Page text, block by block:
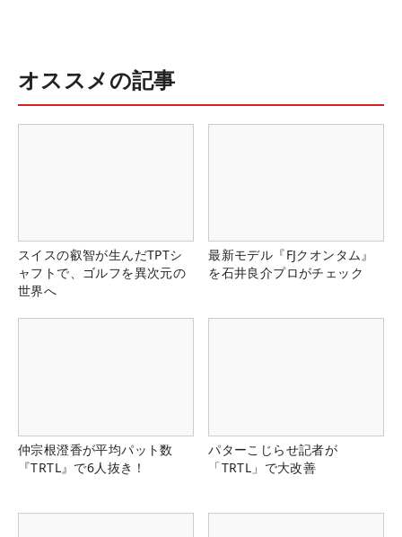
オススメの記事
スイスの叡智が生んだTPTシ
ャフトで、ゴルフを異次元の
世界へ
最新モデル『FJクオンタム』
を石井良介プロがチェック
仲宗根澄香が平均パット数
『TRTL』で6人抜き！
パターこじらせ記者が
「TRTL」で大改善